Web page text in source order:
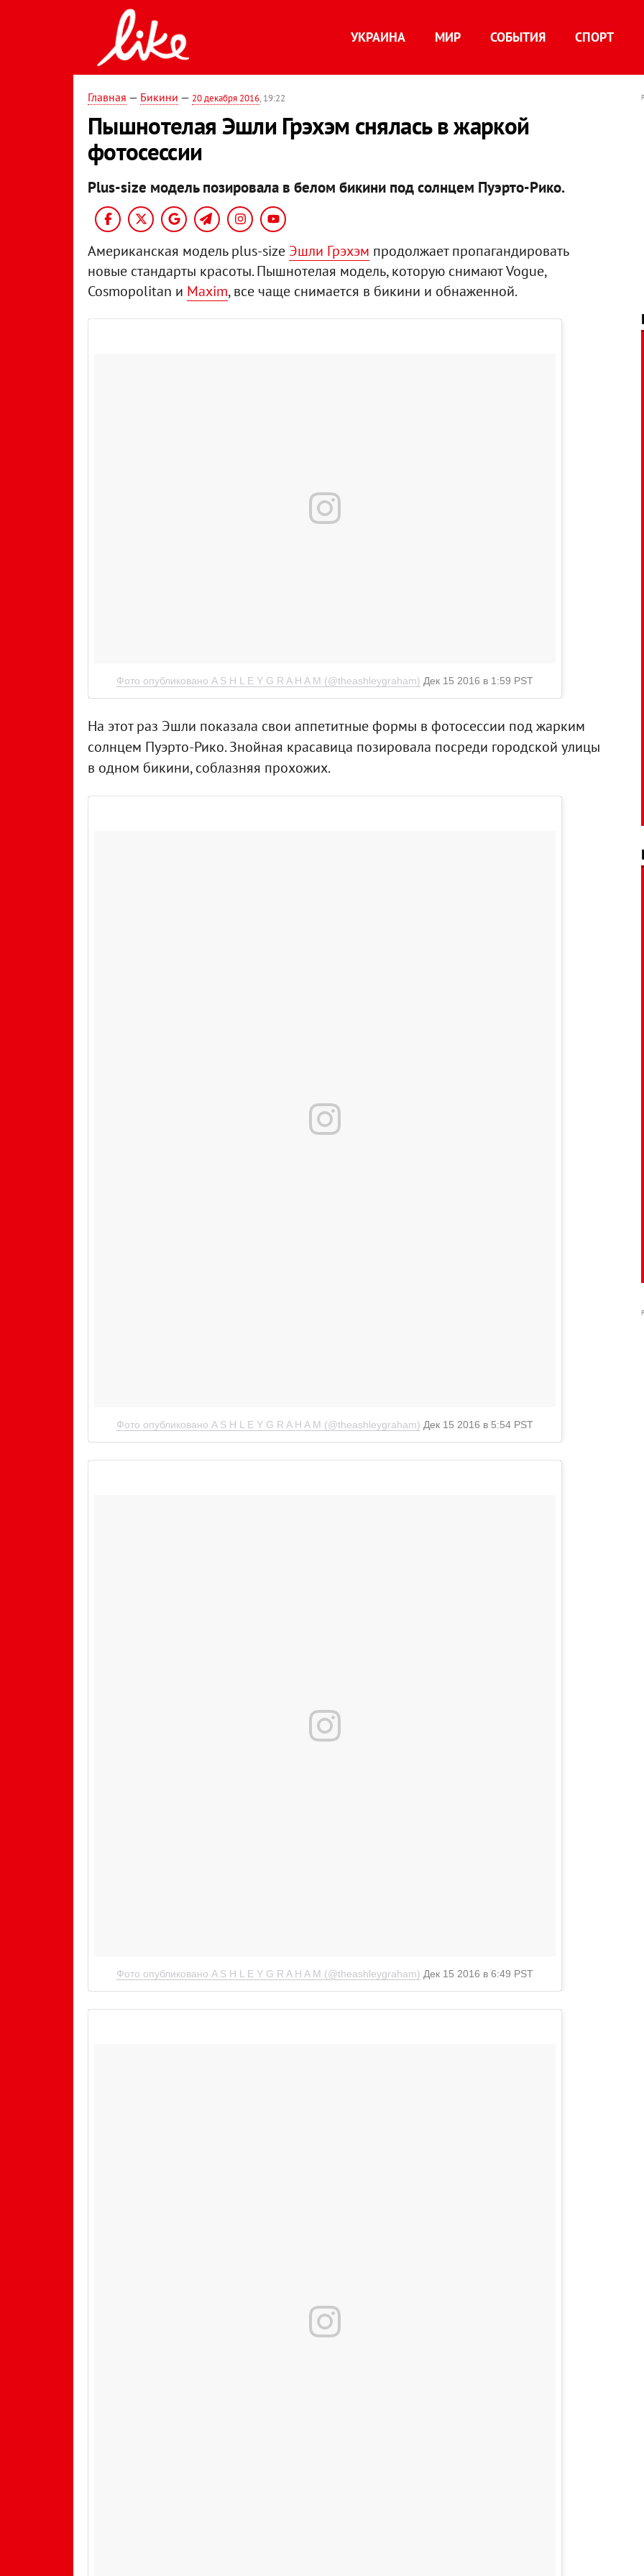
УКРАИНА МИР СОБЫТИЯ СПОРТ
Главная — Бикини — 20 декабря 2016, 19:22
Пышнотелая Эшли Грэхэм снялась в жаркой
фотосессии
Plus-size модель позировала в белом бикини под солнцем Пуэрто-Рико.
Американская модель plus-size Эшли Грэхэм продолжает пропагандировать
новые стандарты красоты. Пышнотелая модель, которую снимают Vogue,
Cosmopolitan и Maxim, все чаще снимается в бикини и обнаженной.
Фото опубликовано A S H L E Y G R A H A M (@theashleygraham) Дек 15 2016 в 1:59 PST
На этот раз Эшли показала свои аппетитные формы в фотосессии под жарким
солнцем Пуэрто-Рико. Знойная красавица позировала посреди городской улицы
в одном бикини, соблазняя прохожих.
Фото опубликовано A S H L E Y G R A H A M (@theashleygraham) Дек 15 2016 в 5:54 PST
Фото опубликовано A S H L E Y G R A H A M (@theashleygraham) Дек 15 2016 в 6:49 PST